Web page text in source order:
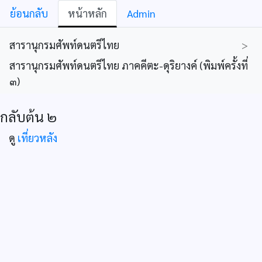
ย้อนกลับ หน้าหลัก Admin
สารานุกรมศัพท์ดนตรีไทย
>
สารานุกรมศัพท์ดนตรีไทย ภาคคีตะ-ดุริยางค์ (พิมพ์ครั้งที่
๓)
กลับต้น ๒
ดู เที่ยวหลัง